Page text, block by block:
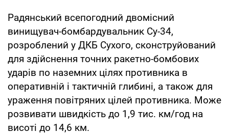
Радянський всепогодний двомісний
винищувач-бомбардувальник Су-34,
розроблений у ДКБ Сухого, сконструйований
для здійснення точних ракетно-бомбових
ударів по наземних цілях противника в
оперативній і тактичній глибині, а також для
ураження повітряних цілей противника. Може
розвивати швидкість до 1,9 тис. км/год на
висоті до 14,6 км.